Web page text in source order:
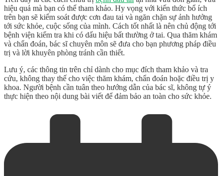
hiệu quả mà bạn có thể tham khảo. Hy vọng với kiến thức bổ ích
trên bạn sẽ kiểm soát được cơn đau tai và ngăn chặn sự ảnh hưởng
tới sức khỏe, cuộc sống của mình. Cách tốt nhất là nên chủ động tới
bệnh viện kiểm tra khi có dấu hiệu bất thường ở tai. Qua thăm khám
và chẩn đoán, bác sĩ chuyên môn sẽ đưa cho bạn phương pháp điều
trị và lời khuyên phòng tránh cần thiết.
Lưu ý, các thông tin trên chỉ dành cho mục đích tham khảo và tra
cứu, không thay thế cho việc thăm khám, chẩn đoán hoặc điều trị y
khoa. Người bệnh cần tuân theo hướng dẫn của bác sĩ, không tự ý
thực hiện theo nội dung bài viết để đảm bảo an toàn cho sức khỏe.